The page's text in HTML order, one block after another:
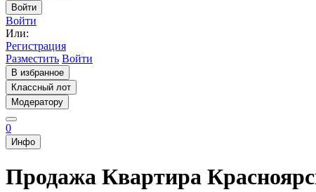
Войти
Войти
Или:
Регистрация
Разместить Войти
В избранное
Классный лот
Модератору
0
Инфо
Продажа Квартира